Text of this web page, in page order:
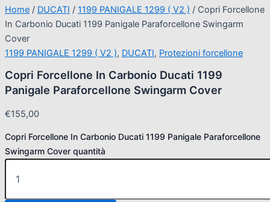
Home / DUCATI / 1199 PANIGALE 1299 ( V2 ) / Copri Forcellone
In Carbonio Ducati 1199 Panigale Paraforcellone Swingarm
Cover
1199 PANIGALE 1299 ( V2 ), DUCATI, Protezioni forcellone
Copri Forcellone In Carbonio Ducati 1199
Panigale Paraforcellone Swingarm Cover
€155,00
Copri Forcellone In Carbonio Ducati 1199 Panigale Paraforcellone
Swingarm Cover quantità